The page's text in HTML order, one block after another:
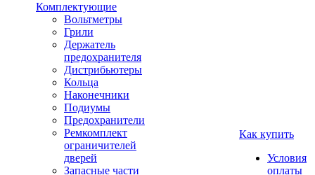
Комплектующие
Вольтметры
Грили
Держатель
предохранителя
Дистрибьютеры
Кольца
Наконечники
Подиумы
Предохранители
Ремкомплект
ограничителей
дверей
Запасные части
Как купить
Условия
оплаты